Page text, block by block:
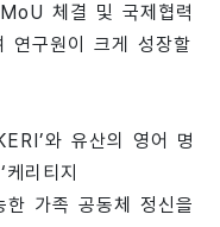
체결 및 국제협력
연구원이 크게 성장할
와 유산의 영어 명
리티지
가족 공동체 정신을